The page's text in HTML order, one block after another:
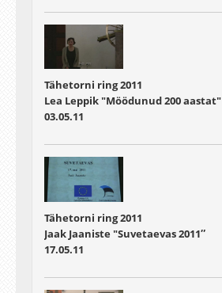
Tähetorni ring 2011
Lea Leppik "Möödunud 200 aastat"
03.05.11
Tähetorni ring 2011
Jaak Jaaniste "Suvetaevas 2011″
17.05.11